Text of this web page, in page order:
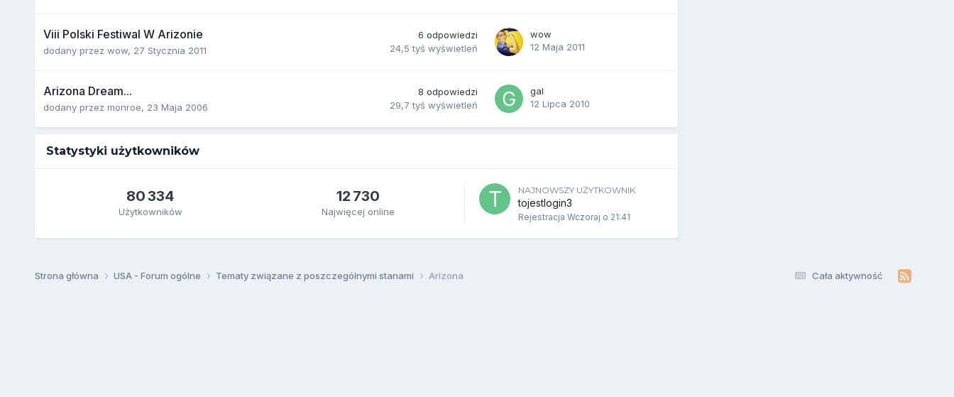
Viii Polski Festiwal W Arizonie
dodany przez wow, 27 Stycznia 2011
6 odpowiedzi
24,5 tyś wyświetleń
wow
12 Maja 2011
Arizona Dream...
dodany przez monroe, 23 Maja 2006
8 odpowiedzi
29,7 tyś wyświetleń
gal
12 Lipca 2010
Statystyki użytkowników
80 334
Użytkowników
12 730
Najwięcej online
NAJNOWSZY UŻYTKOWNIK
tojestlogin3
Rejestracja Wczoraj o 21:41
Cała aktywność
Strona główna USA - Forum ogólne Tematy związane z poszczególnymi stanami Arizona